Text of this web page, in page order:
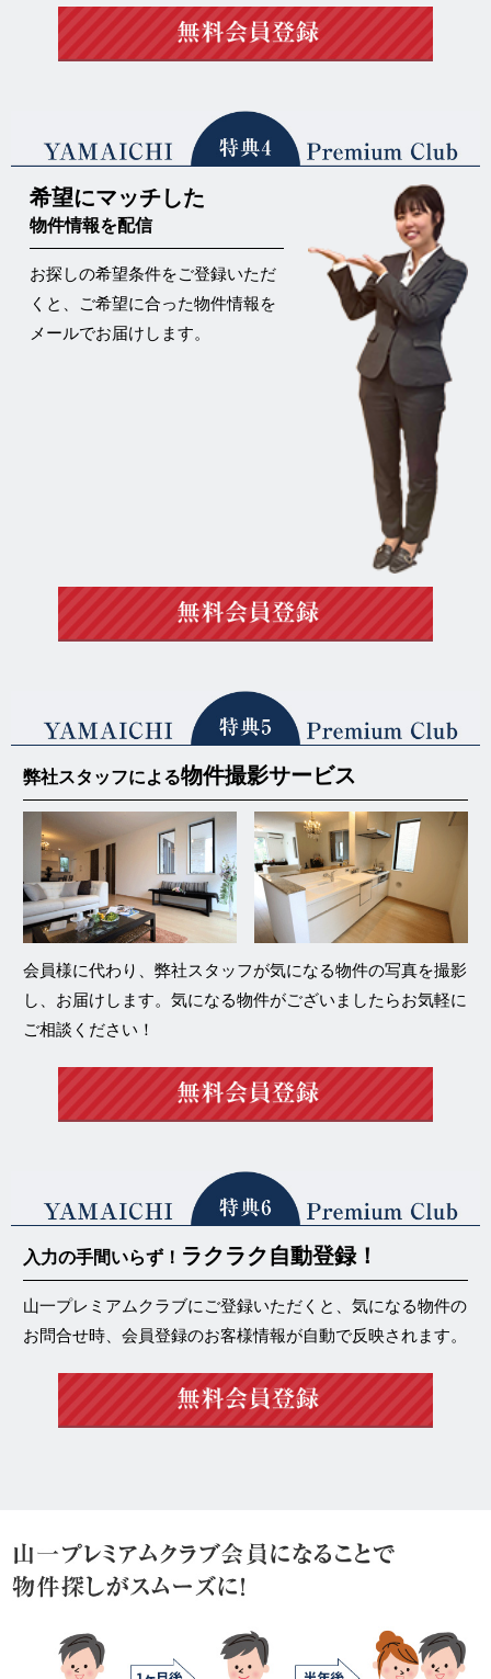
希望にマッチした
物件情報を配信
お探しの希望条件をご登録いただ
くと、ご希望に合った物件情報を
メールでお届けします。
弊社スタッフによる物件撮影サービス
会員様に代わり、弊社スタッフが気になる物件の写真を撮影
し、お届けします。気になる物件がございましたらお気軽に
ご相談ください！
入力の手間いらず！ ラクラク自動登録！
山一プレミアムクラブにご登録いただくと、気になる物件の
お問合せ時、会員登録のお客様情報が自動で反映されます。